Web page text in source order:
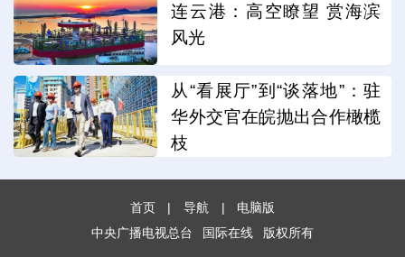
连云港：高空瞭望 赏海滨
风光
从“看展厅”到“谈落地”：驻
华外交官在皖抛出合作橄榄
枝
首页 | 导航 |
电脑版
中央广播电视总台
国际在线 版权所有